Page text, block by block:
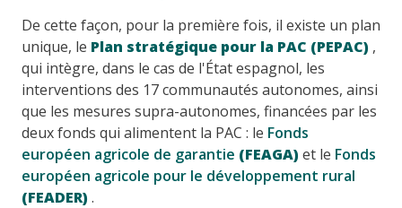
De cette façon, pour la première fois, il existe un plan
unique, le Plan stratégique pour la PAC (PEPAC) ,
qui intègre, dans le cas de l'État espagnol, les
interventions des 17 communautés autonomes, ainsi
que les mesures supra-autonomes, financées par les
deux fonds qui alimentent la PAC : le Fonds
européen agricole de garantie (FEAGA) et le Fonds
européen agricole pour le développement rural
(FEADER) .